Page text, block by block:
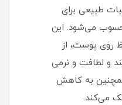
طبیعی برای
می‌شود. این
روی پوست، از
و لطافت و نرمی
به کاهش
می‌کند.